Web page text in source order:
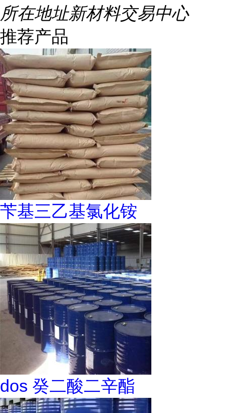
所在地址新材料交易中心
推荐产品
苄基三乙基氯化铵
dos 癸二酸二辛酯